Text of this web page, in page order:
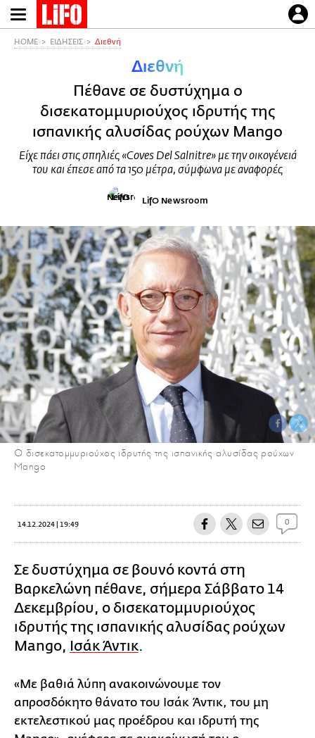
Παράκαμψη
προς
HOME ΕΙΔΗΣΕΙΣ Διεθνή
Διεθνή
Πέθανε σε δυστύχημα ο
δισεκατομμυριούχος ιδρυτής της
ισπανικής αλυσίδας ρούχων Mangο
Είχε πάει στις σπηλιές «Coves Del Salnitre» με την οικογένειά
του και έπεσε από τα 150 μέτρα, σύμφωνα με αναφορές
LifO Newsroom
Ο δισεκατομμυριούχος ιδρυτής της ισπανικής αλυσίδας ρούχων
Mangο
14.12.2024 | 19:49 0
Σε δυστύχημα σε βουνό κοντά στη
Βαρκελώνη πέθανε, σήμερα Σάββατο 14
Δεκεμβρίου, ο δισεκατομμυριούχος
ιδρυτής της ισπανικής αλυσίδας ρούχων
Mangο, Ισάκ Άντικ.
«Με βαθιά λύπη ανακοινώνουμε τον
απροσδόκητο θάνατο του Ισάκ Άντικ, του μη
εκτελεστικού μας προέδρου και ιδρυτή της